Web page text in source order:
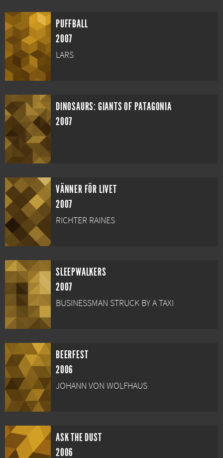
PUFFBALL
2007
LARS
DINOSAURS: GIANTS OF PATAGONIA
2007
VÄNNER FÖR LIVET
2007
RICHTER RAINES
SLEEPWALKERS
2007
BUSINESSMAN STRUCK BY A TAXI
BEERFEST
2006
JOHANN VON WOLFHAUS
ASK THE DUST
2006